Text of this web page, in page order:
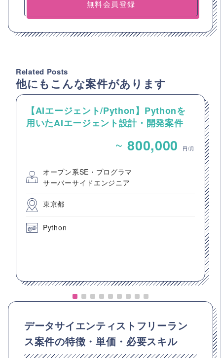
無料会員登録
Related Posts
他にもこんな案件があります
【AIエージェント/Python】Pythonを
用いたAIエージェント設計・開発案件
~ 800,000 円/月
オープン系SE・プログラマ
サーバーサイドエンジニア
東京都
Python
データサイエンティストフリーラン
ス案件の特徴・単価・必要スキル